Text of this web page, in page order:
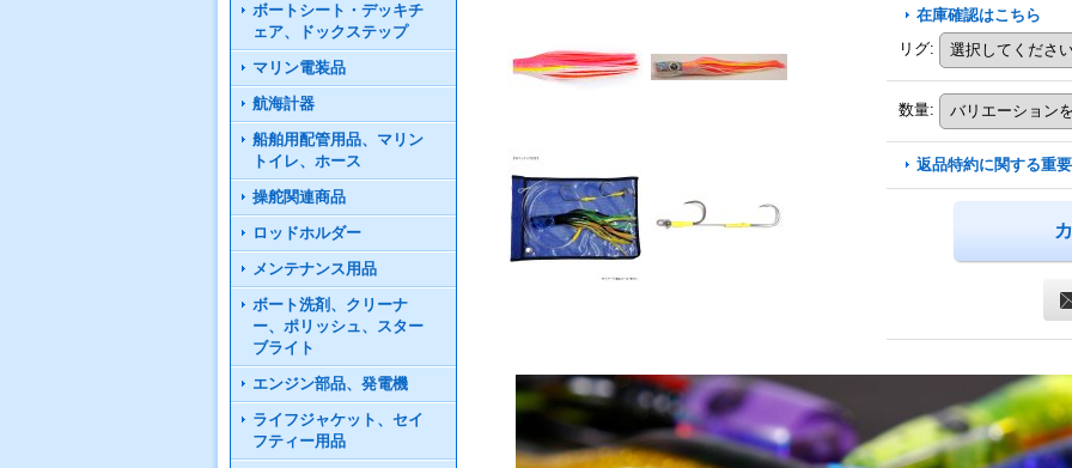
ボートシート・デッキチ
ェア、ドックステップ
マリン電装品
航海計器
船舶用配管用品、マリン
トイレ、ホース
操舵関連商品
ロッドホルダー
メンテナンス用品
ボート洗剤、クリーナ
ー、ポリッシュ、スター
ブライト
エンジン部品、発電機
ライフジャケット、セイ
フティー用品
在庫確認はこちら
リグ:
数量:
返品特約に関する重